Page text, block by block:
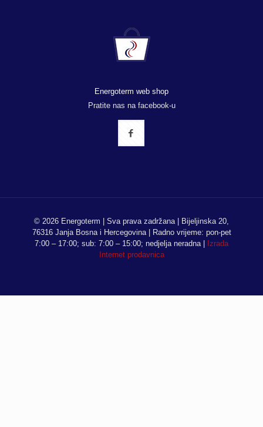
Energoterm web shop
Pratite nas na facebook-u
© 2026 Energoterm | Sva prava zadržana | Bijeljinska 20,
76316 Janja Bosna i Hercegovina | Radno vrijeme: pon-pet
7:00 – 17:00; sub: 7:00 – 15:00; nedjelja neradna |
Izrada
Internet prodavnica